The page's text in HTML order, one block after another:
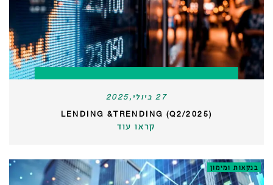
27 ביולי,2025
LENDING &TRENDING (Q2/2025)
קראו עוד
בנקאות ומימון